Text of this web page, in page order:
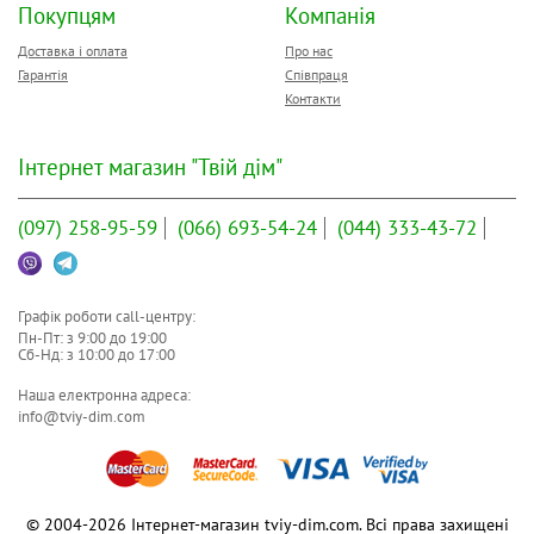
Покупцям
Доставка і оплата
Гарантія
Компанія
Про нас
Співпраця
Контакти
Інтернет магазин "Твій дім"
(097) 258-95-59 (066) 693-54-24 (044) 333-43-72
Графік роботи call-центру:
Пн-Пт: з 9:00до 19:00
Сб-Нд: з 10:00до 17:00
Наша електронна адреса:
info@tviy-dim.com
© 2004-2026 Інтернет-магазин tviy-dim.com. Всі права захищені